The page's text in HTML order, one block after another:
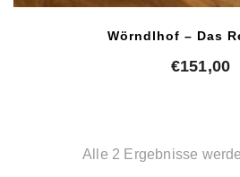
Wörndlhof – Das
€151,00
Alle 2 Ergebnisse